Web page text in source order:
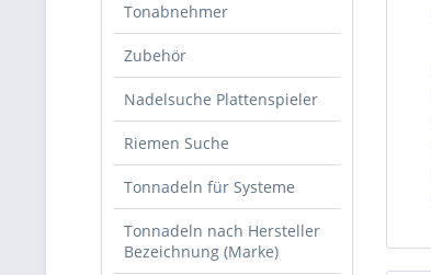
Tonabnehmer
Zubehör
Nadelsuche Plattenspieler
Riemen Suche
Tonnadeln für Systeme
Tonnadeln nach Hersteller
Bezeichnung (Marke)